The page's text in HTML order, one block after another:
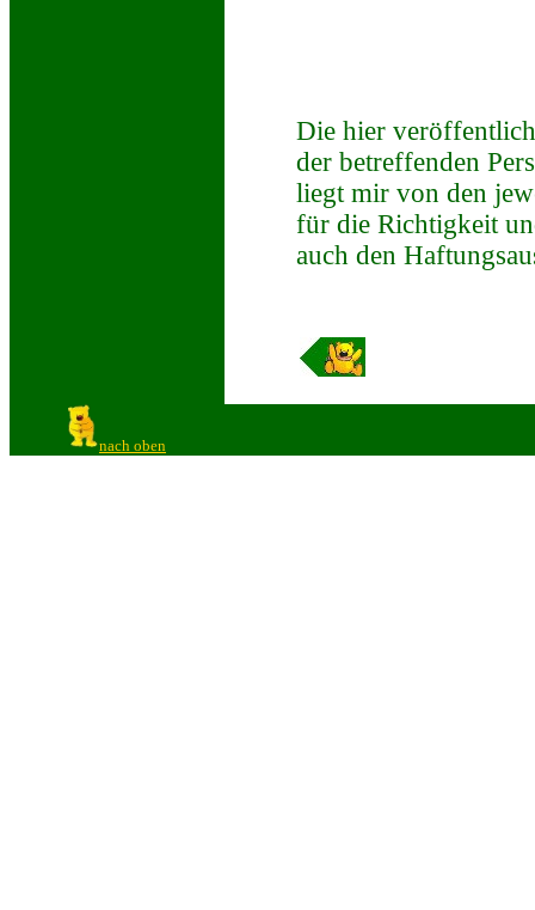
Die hier
der betreffenden
liegt mir von den
für die Richtigkeit
auch den
nach oben